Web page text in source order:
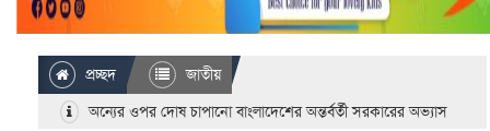
প্রচ্ছদ
জাতীয়
অন্যের ওপর দোষ চাপানো বাংলাদেশের অন্তর্বর্তী সরকারের অভ্যাস